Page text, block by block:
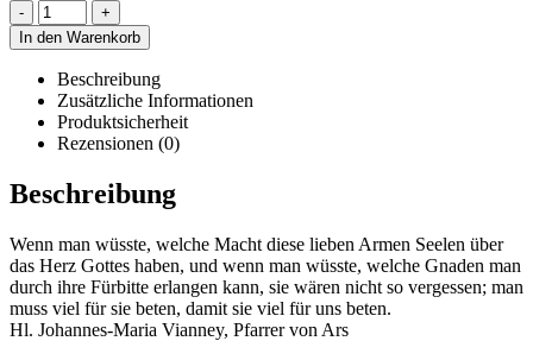
-
+
In den Warenkorb
Beschreibung
Zusätzliche Informationen
Produktsicherheit
Rezensionen (0)
Beschreibung
Wenn man wüsste, welche Macht diese lieben Armen Seelen über
das Herz Gottes haben, und wenn man wüsste, welche Gnaden man
durch ihre Fürbitte erlangen kann, sie wären nicht so vergessen; man
muss viel für sie beten, damit sie viel für uns beten.
Hl. Johannes-Maria Vianney, Pfarrer von Ars